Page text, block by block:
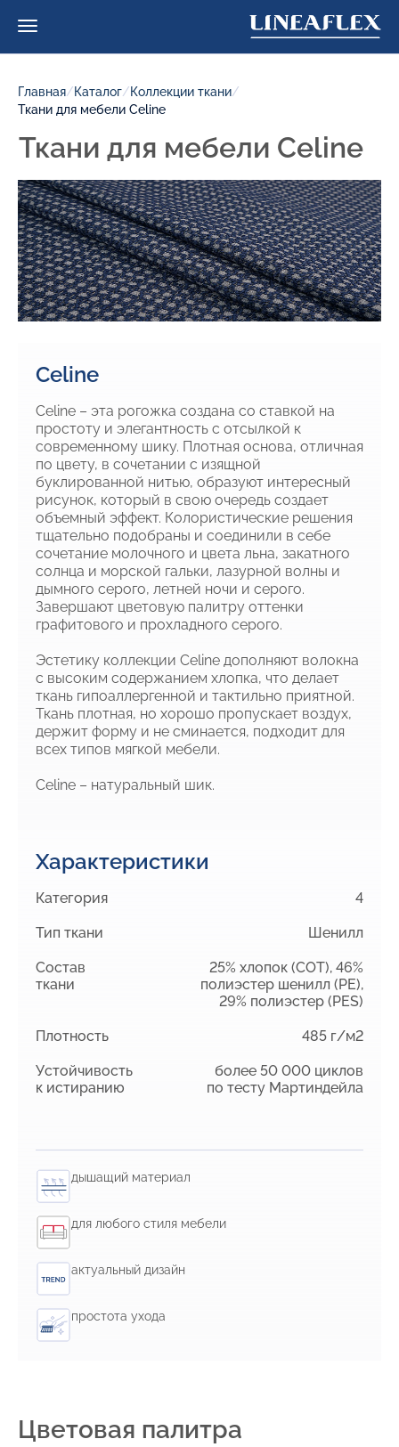
Главная/Каталог/Коллекции ткани/
Ткани для мебели Celine
Ткани для мебели Celine
Celine
Celine – эта рогожка создана со ставкой на
простоту и элегантность с отсылкой к
современному шику. Плотная основа, отличная
по цвету, в сочетании с изящной
буклированной нитью, образуют интересный
рисунок, который в свою очередь создает
объемный эффект. Колористические решения
тщательно подобраны и соединили в себе
сочетание молочного и цвета льна, закатного
солнца и морской гальки, лазурной волны и
дымного серого, летней ночи и серого.
Завершают цветовую палитру оттенки
графитового и прохладного серого.
Эстетику коллекции Celine дополняют волокна
с высоким содержанием хлопка, что делает
ткань гипоаллергенной и тактильно приятной.
Ткань плотная, но хорошо пропускает воздух,
держит форму и не сминается, подходит для
всех типов мягкой мебели.
Celine – натуральный шик.
Характеристики
Категория 4
Тип ткани Шенилл
Состав
ткани
25% хлопок (COT), 46%
полиэстер шенилл (PE),
29% полиэстер (PES)
Плотность 485 г/м2
Устойчивость
к истиранию
более 50 000 циклов
по тесту Мартиндейла
дышащий материал
для любого стиля мебели
актуальный дизайн
простота ухода
Цветовая палитра